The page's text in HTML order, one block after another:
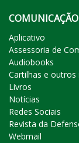
COMUNICAÇÃO
Aplicativo
Assessoria de
Audiobooks
Cartilhas e outros
Livros
Notícias
Redes Sociais
Revista da
Webmail